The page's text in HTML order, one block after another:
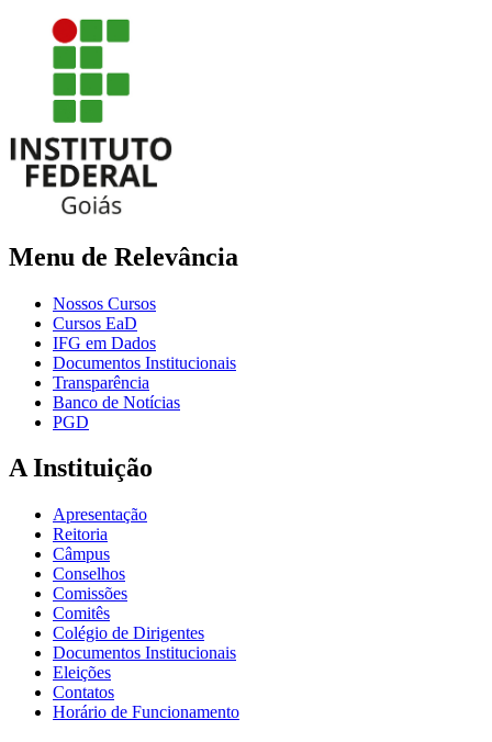
Menu de Relevância
Nossos Cursos
Cursos EaD
IFG em Dados
Documentos Institucionais
Transparência
Banco de Notícias
PGD
A Instituição
Apresentação
Reitoria
Câmpus
Conselhos
Comissões
Comitês
Colégio de Dirigentes
Documentos Institucionais
Eleições
Contatos
Horário de Funcionamento